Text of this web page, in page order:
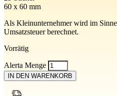
60 x 60 mm
Als Kleinunternehmer wird im
Umsatzsteuer berechnet.
Vorrätig
Alerta Menge
IN DEN WARENKORB